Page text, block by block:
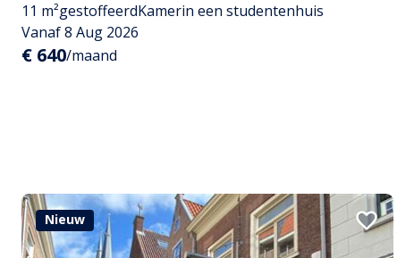
11 m²gestoffeerdKamerin een studentenhuis
Vanaf 8 Aug 2026
€ 640/maand
Nieuw